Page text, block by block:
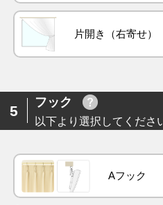
片開き（右寄せ）
5
フック
以下より選択してくださ
Aフック